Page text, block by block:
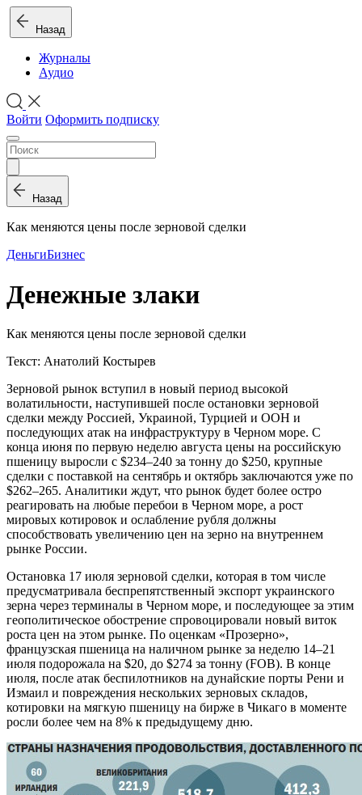
Назад
Журналы
Аудио
Войти Оформить подписку
Назад
Как меняются цены после зерновой сделки
ДеньгиБизнес
Денежные злаки
Как меняются цены после зерновой сделки
Текст: Анатолий Костырев
Зерновой рынок вступил в новый период высокой
волатильности, наступившей после остановки зерновой
сделки между Россией, Украиной, Турцией и ООН и
последующих атак на инфраструктуру в Черном море. С
конца июня по первую неделю августа цены на российскую
пшеницу выросли с $234–240 за тонну до $250, крупные
сделки с поставкой на сентябрь и октябрь заключаются уже по
$262–265. Аналитики ждут, что рынок будет более остро
реагировать на любые перебои в Черном море, а рост
мировых котировок и ослабление рубля должны
способствовать увеличению цен на зерно на внутреннем
рынке России.
Остановка 17 июля зерновой сделки, которая в том числе
предусматривала беспрепятственный экспорт украинского
зерна через терминалы в Черном море, и последующее за этим
геополитическое обострение спровоцировали новый виток
роста цен на этом рынке. По оценкам «Прозерно»,
французская пшеница на наличном рынке за неделю 14–21
июля подорожала на $20, до $274 за тонну (FOB). В конце
июля, после атак беспилотников на дунайские порты Рени и
Измаил и повреждения нескольких зерновых складов,
котировки на мягкую пшеницу на бирже в Чикаго в моменте
росли более чем на 8% к предыдущему дню.